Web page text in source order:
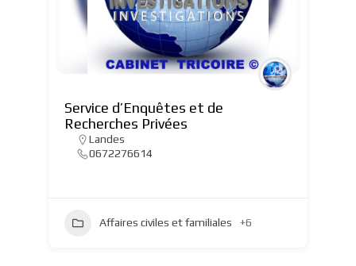
Service d’Enquêtes et de
Recherches Privées
Landes
0672276614
Affaires civiles et familiales +6